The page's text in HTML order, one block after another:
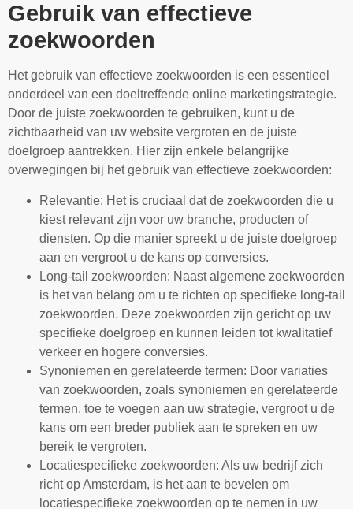
Gebruik van effectieve
zoekwoorden
Het gebruik van effectieve zoekwoorden is een essentieel
onderdeel van een doeltreffende online marketingstrategie.
Door de juiste zoekwoorden te gebruiken, kunt u de
zichtbaarheid van uw website vergroten en de juiste
doelgroep aantrekken. Hier zijn enkele belangrijke
overwegingen bij het gebruik van effectieve zoekwoorden:
Relevantie: Het is cruciaal dat de zoekwoorden die u
kiest relevant zijn voor uw branche, producten of
diensten. Op die manier spreekt u de juiste doelgroep
aan en vergroot u de kans op conversies.
Long-tail zoekwoorden: Naast algemene zoekwoorden
is het van belang om u te richten op specifieke long-tail
zoekwoorden. Deze zoekwoorden zijn gericht op uw
specifieke doelgroep en kunnen leiden tot kwalitatief
verkeer en hogere conversies.
Synoniemen en gerelateerde termen: Door variaties
van zoekwoorden, zoals synoniemen en gerelateerde
termen, toe te voegen aan uw strategie, vergroot u de
kans om een breder publiek aan te spreken en uw
bereik te vergroten.
Locatiespecifieke zoekwoorden: Als uw bedrijf zich
richt op Amsterdam, is het aan te bevelen om
locatiespecifieke zoekwoorden op te nemen in uw